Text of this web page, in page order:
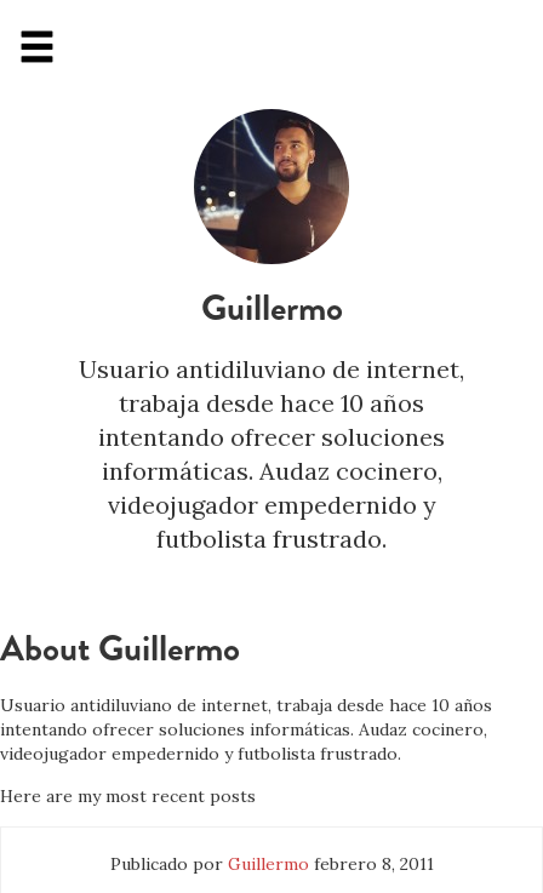
Guillermo
Usuario antidiluviano de internet,
trabaja desde hace 10 años
intentando ofrecer soluciones
informáticas. Audaz cocinero,
videojugador empedernido y
futbolista frustrado.
About Guillermo
Usuario antidiluviano de internet, trabaja desde hace 10 años
intentando ofrecer soluciones informáticas. Audaz cocinero,
videojugador empedernido y futbolista frustrado.
Here are my most recent posts
Publicado por Guillermo febrero 8, 2011